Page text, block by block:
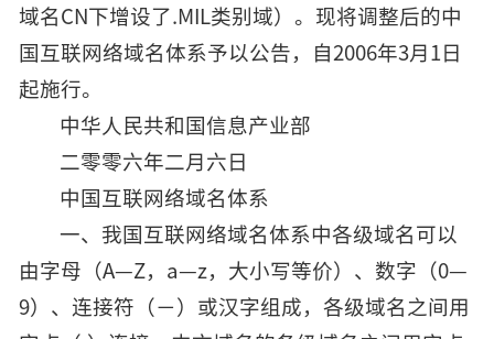
域名CN下增设了.MIL类别域）。现将调整后的中
国互联网络域名体系予以公告，自2006年3月1日
起施行。
中华人民共和国信息产业部
二零零六年二月六日
中国互联网络域名体系
一、我国互联网络域名体系中各级域名可以
由字母（A—Z，a—z，大小写等价）、数字（0—
9）、连接符（－）或汉字组成，各级域名之间用